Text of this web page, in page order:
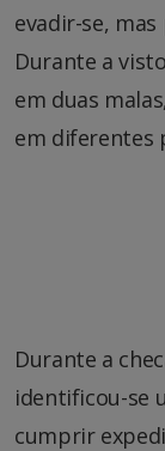
evadir-se,
Durante a
em duas
em diferentes
Durante a
identificou-se
cumprir